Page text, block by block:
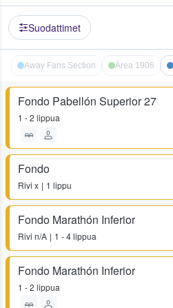
Suodattimet
Away Fans Section Área 1906
Fondo Pabellón Superior 27
1 - 2 lippua
Fondo
Rivi x 1 lippu
Fondo Marathón Inferior
Rivi n/A 1 - 4 lippua
Fondo Marathón Inferior
1 - 2 lippua